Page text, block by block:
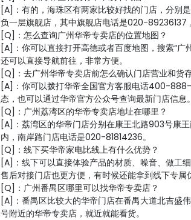
[A]：有的，海珠区有两家比较好找的门店，分别
负一层旗舰店，其中旗舰店电话是020-89236137
[Q]：怎么查询广州华帝专卖店的位置地图？
[A]：你可以直接打开高德或者百度地图，搜索“广
还可以直接导航前往，非常方便。
[Q]：去广州华帝专卖店前怎么确认门店营业和货
[A]：你可以拨打华帝全国官方客服电话400-
态，也可以通过华帝官方公众号查询最新门店信息。
[Q]：广州荔湾区的华帝专卖店地址在哪里？
[A]：荔湾区的华帝门店分别在康王北路903号康
内，南岸路门店电话是020-81814236。
[Q]：线下买华帝家电比线上有什么优势？
[A]：线下可以直接体验产品的材质、噪音、做工
售后对接门店也更方便，有时候还能拿到线下专属
[Q]：广州番禺区哪里可以找华帝专卖店？
[A]：番禺区比较大的华帝门店在番禺大道北吉盛
号附近的华帝专卖店，就近就能看货。